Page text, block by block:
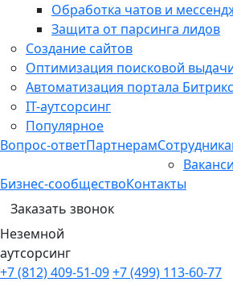
Обработка чатов и
Защита от парсинга лидов
Создание сайтов
Оптимизация поисковой
Автоматизация портала
IT-аутсорсинг
Популярное
Вопрос-ответПартнерам
Бизнес-сообществоКонтакты
Заказать звонок
Неземной
аутсорсинг
+7 (812) 409-51-09+7 (499) 113-60-77